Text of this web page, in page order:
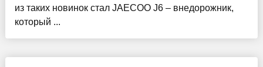
из таких новинок стал JAECOO J6 – внедорожник,
который ...